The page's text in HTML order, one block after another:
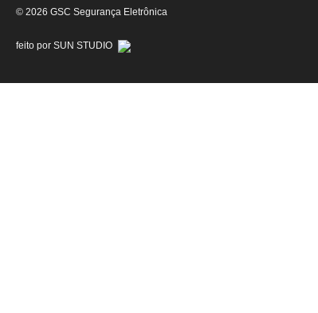
© 2026 GSC Segurança Eletrônica
feito por SUN STUDIO